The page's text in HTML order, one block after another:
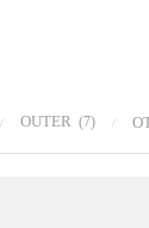
OUTER (7)